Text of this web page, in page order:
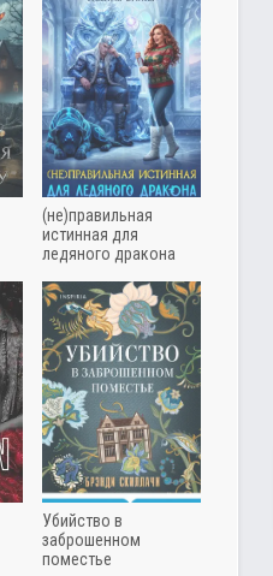
(не)правильная
истинная для
ледяного дракона
Убийство в
заброшенном
поместье